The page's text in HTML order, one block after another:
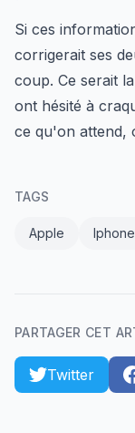
Si ces
corrigerait ses
coup. Ce serait
ont hésité à
ce qu'on attend,
TAGS
Apple Iphone
PARTAGER CET
Twitter